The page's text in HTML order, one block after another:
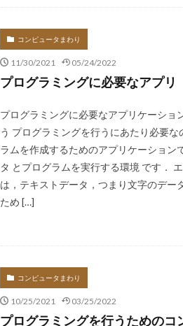
Infomation
コンピュータまわり
11/30/2021 05/24/2022
プログラミングに必要なアプリ
プログラミングに必要なアプリケーショ
う プログラミングを行うにあたり必要な
ラムを作成するためのアプリケーション
タ とプログラムを実行する環境 です．
は，テキストデータ，つまり文字のデー
ため […]
コンピュータまわり
10/25/2021 03/25/2022
プログラミングを行うためのコ